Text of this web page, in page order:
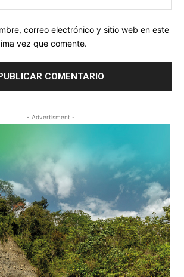
correo electrónico y sitio web en este
vez que comente.
- Advertisment -